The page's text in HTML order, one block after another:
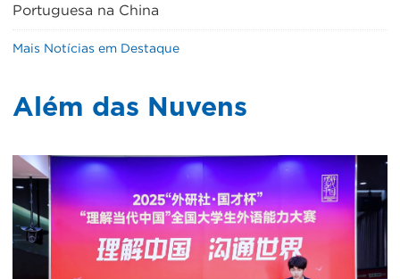
Portuguesa na China
Mais Notícias em Destaque
Além das Nuvens